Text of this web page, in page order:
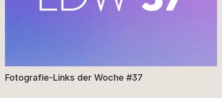
Fotografie-Links der Woche #37